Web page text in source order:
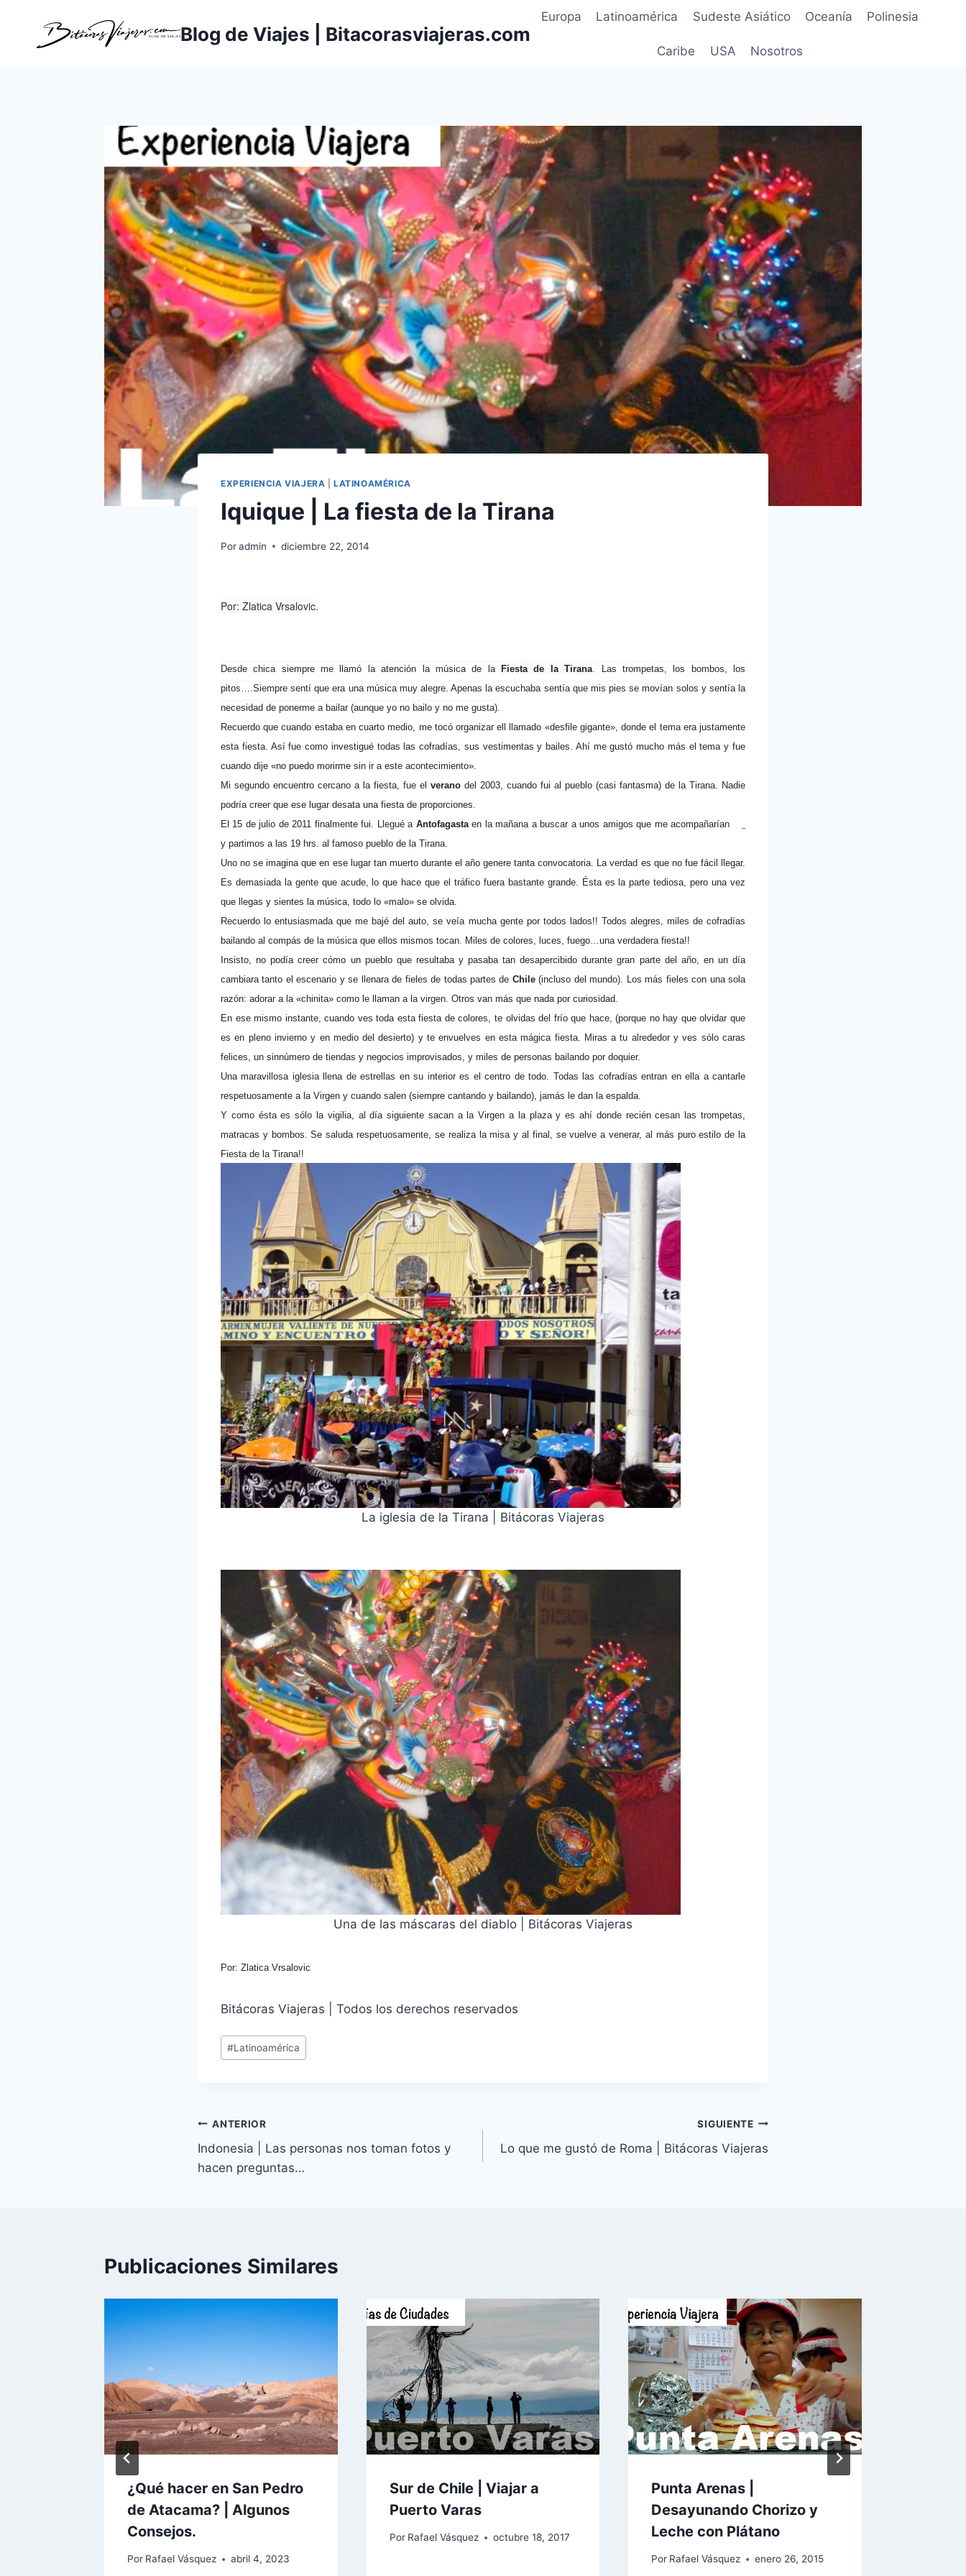
contenido
Blog de Viajes | Bitacorasviajeras.com
Europa Latinoamérica Sudeste Asiático Oceanía Polinesia
Caribe USA Nosotros
EXPERIENCIA VIAJERA |LATINOAMÉRICA
Iquique | La fiesta de la Tirana
Poradmin diciembre 22, 2014
Por: Zlatica Vrsalovic.
Desde chica siempre me llamó la atención la música de laFiesta de la Tirana . Las trompetas, los bombos, los
pitos….Siempre sentí que era una música muy alegre. Apenas la escuchaba sentía que mis pies se movían solos y sentía la
necesidad de ponerme a bailar (aunque yo no bailo y no me gusta).
Recuerdo que cuando estaba en cuarto medio, me tocó organizar ell llamado «desfile gigante», donde el tema era justamente
esta fiesta. Así fue como investigué todas las cofradías, sus vestimentas y bailes. Ahí me gustó mucho más el tema y fue
cuando dije «no puedo morirme sin ir a este acontecimiento».
Mi segundo encuentro cercano a la fiesta, fue el verano del 2003, cuando fui al pueblo (casi fantasma) de la Tirana. Nadie
podría creer que ese lugar desata una fiesta de proporciones.
El 15 de julio de 2011 finalmente fui. Llegué a Antofagastaen la mañana a buscar a unos amigos que me acompañarían
y partimos a las 19 hrs. al famoso pueblo de la Tirana.
Uno no se imagina que en ese lugar tan muerto durante el año genere tanta convocatoria. La verdad es que no fue fácil llegar.
Es demasiada la gente que acude, lo que hace que el tráfico fuera bastante grande. Ésta es la parte tediosa, pero una vez
que llegas y sientes la música, todo lo «malo» se olvida.
Recuerdo lo entusiasmada que me bajé del auto, se veía mucha gente por todos lados!! Todos alegres, miles de cofradías
bailando al compás de la música que ellos mismos tocan. Miles de colores, luces, fuego…una verdadera fiesta!!
Insisto, no podía creer cómo un pueblo que resultaba y pasaba tan desapercibido durante gran parte del año, en un día
cambiara tanto el escenario y se llenara de fieles de todas partes de Chile(incluso del mundo). Los más fieles con una sola
razón: adorar a la «chinita» como le llaman a la virgen. Otros van más que nada por curiosidad.
En ese mismo instante, cuando ves toda esta fiesta de colores, te olvidas del frío que hace, (porque no hay que olvidar que
es en pleno invierno y en medio del desierto) y te envuelves en esta mágica fiesta. Miras a tu alrededor y ves sólo caras
felices, un sinnúmero de tiendas y negocios improvisados, y miles de personas bailando por doquier.
Una maravillosa iglesia llena de estrellas en su interior es el centro de todo. Todas las cofradías entran en ella a cantarle
respetuosamente a la Virgen y cuando salen (siempre cantando y bailando), jamás le dan la espalda.
Y como ésta es sólo la vigilia, al día siguiente sacan a la Virgen a la plaza y es ahí donde recién cesan las trompetas,
matracas y bombos. Se saluda respetuosamente, se realiza la misa y al final, se vuelve a venerar, al más puro estilo de la
Fiesta de la Tirana!!
La iglesia de la Tirana | Bitácoras Viajeras
Una de las máscaras del diablo | Bitácoras Viajeras
Por: Zlatica Vrsalovic
Bitácoras Viajeras | Todos los derechos reservados
Etiquetas
de
#Latinoamérica
Navegación
de
ANTERIOR
Indonesia | Las personas nos toman fotos y
hacen preguntas…
SIGUIENTE
Lo que me gustó de Roma | Bitácoras Viajeras
Publicaciones Similares
¿Qué hacer en San Pedro
de Atacama? | Algunos
Consejos.
Por Rafael Vásquez abril 4, 2023
Sur de Chile | Viajar a
Puerto Varas
Por Rafael Vásquez octubre 18, 2017
Punta Arenas |
Desayunando Chorizo y
Leche con Plátano
Por Rafael Vásquez enero 26, 2015